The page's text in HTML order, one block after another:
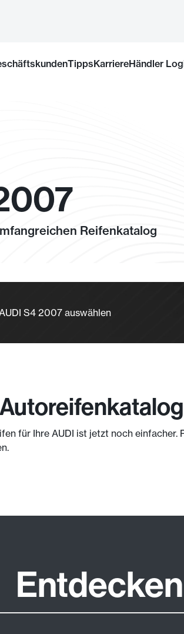
TippsKarriereHändler
Reifenkatalog
S4 2007 auswählen
für Ihre AUDI ist jetzt noch